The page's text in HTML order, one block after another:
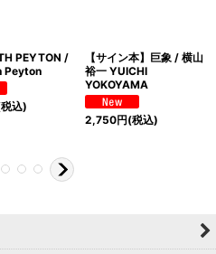
PEYTON /
Peyton
込)
【サイン本】巨象 / 横山
裕一 YUICHI
YOKOYAMA
2,750円(税込)